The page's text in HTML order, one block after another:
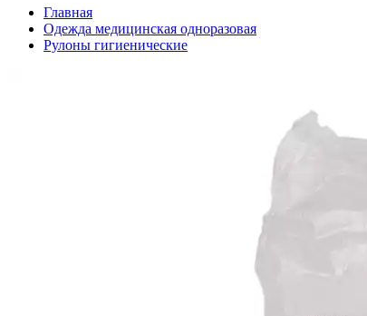
Главная
Одежда медицинская одноразовая
Рулоны гигиенические